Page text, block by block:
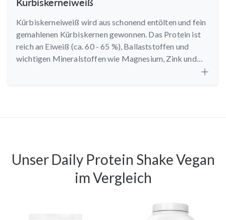
Kürbiskerneiweiß wird aus schonend entölten und fein
gemahlenen Kürbiskernen gewonnen. Das Protein ist
reich an Eiweiß (ca. 60 - 65 %), Ballaststoffen und
wichtigen Mineralstoffen wie Magnesium, Zink und
Eisen. Es enthält zudem alle essentiellen Aminosäuren
Unser Daily Protein Shake Vegan
im Vergleich